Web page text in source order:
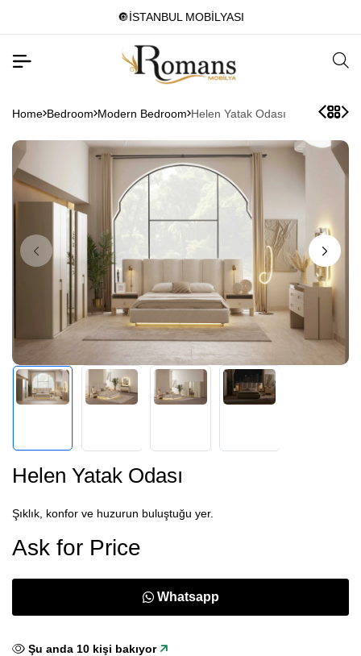
🔘İSTANBUL MOBİLYASI
Home Bedroom Modern Bedroom Helen Yatak Odası
Helen Yatak Odası
Şıklık, konfor ve huzurun buluştuğu yer.
Ask for Price
Whatsapp
Şu anda 10 kişi bakıyor